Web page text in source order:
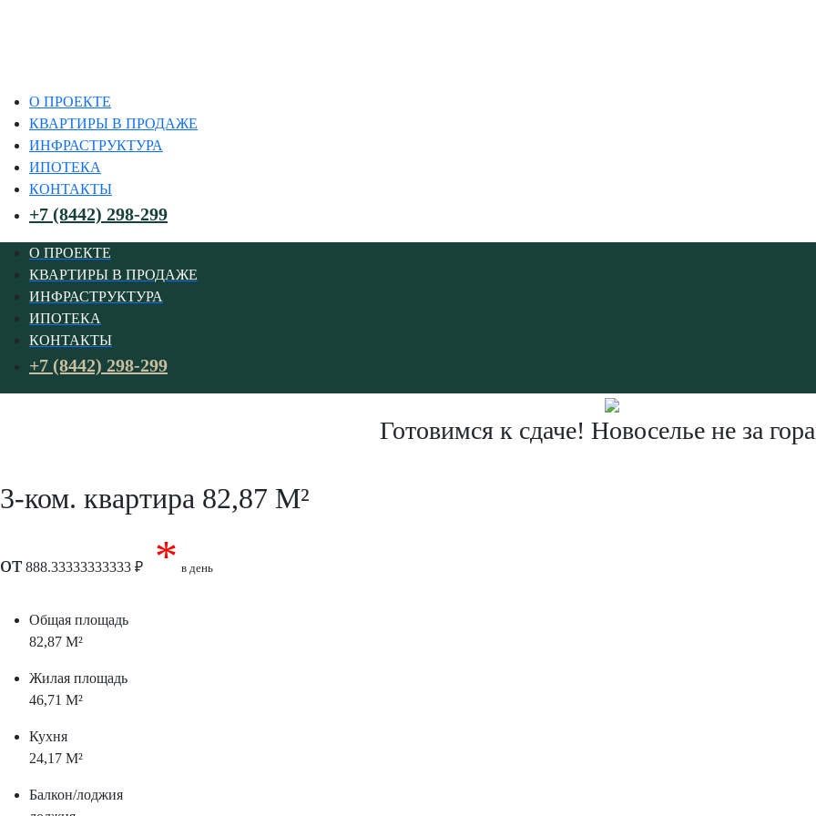
О ПРОЕКТЕ
КВАРТИРЫ В ПРОДАЖЕ
ИНФРАСТРУКТУРА
ИПОТЕКА
КОНТАКТЫ
+7 (8442) 298-299
О ПРОЕКТЕ
КВАРТИРЫ В ПРОДАЖЕ
ИНФРАСТРУКТУРА
ИПОТЕКА
КОНТАКТЫ
+7 (8442) 298-299
Готовимся к сдаче! Новоселье не за
3-ком. квартира 82,87 M²
от 888.33333333333 * в день
Общая площадь
82,87 M²
Жилая площадь
46,71 M²
Кухня
24,17 M²
Балкон/лоджия